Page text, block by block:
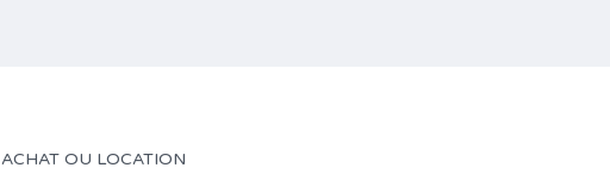
ACHAT OU LOCATION